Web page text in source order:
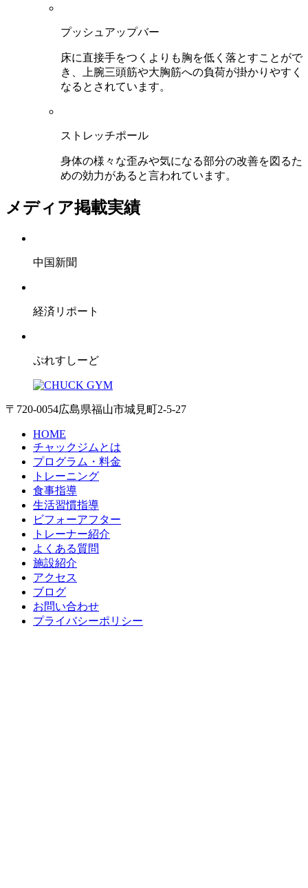
プッシュアップバー
床に直接手をつくよりも胸を低く落とすことがで
き、上腕三頭筋や大胸筋への負荷が掛かりやすく
なるとされています。
ストレッチポール
身体の様々な歪みや気になる部分の改善を図るた
めの効力があると言われています。
メディア掲載実績
中国新聞
経済リポート
ぷれすしーど
〒720-0054 広島県福山市城見町2-5-27
HOME
チャックジムとは
プログラム・料金
トレーニング
食事指導
生活習慣指導
ビフォーアフター
トレーナー紹介
よくある質問
施設紹介
アクセス
ブログ
お問い合わせ
プライバシーポリシー